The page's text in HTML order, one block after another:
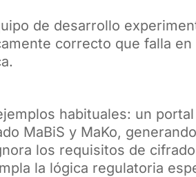
de desarrollo
correcto que falla
habituales: un
MaBiS y MaKo,
los requisitos de
la lógica regulatoria